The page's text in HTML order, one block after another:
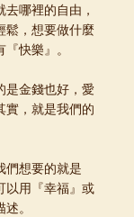
哪裡的自由，
鬆，想要做什麼
快樂』。
是金錢也好，愛
實，就是我們的
們想要的就是
以用『幸福』或
。